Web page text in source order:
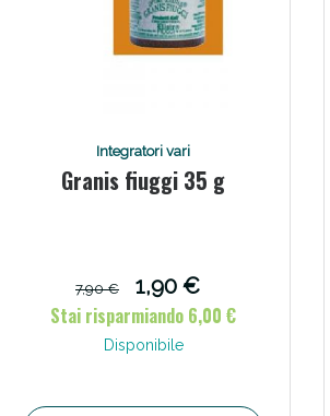
Integratori vari
Granis fiuggi 35 g
7,90 €
1,90 €
Stai risparmiando 6,00 €
Disponibile
Benessere Intestinale: